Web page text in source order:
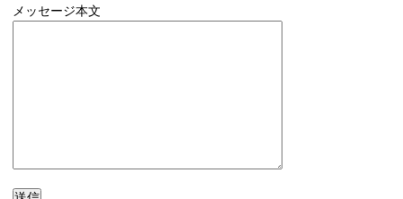
メッセージ本文